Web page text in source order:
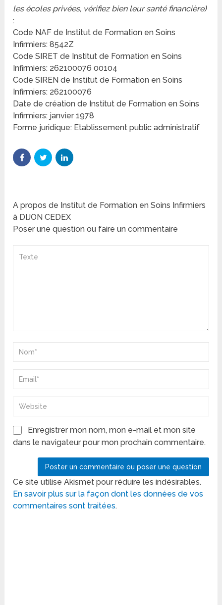
les écoles privées, vérifiez bien leur santé financière)
:
Code NAF de Institut de Formation en Soins
Infirmiers: 8542Z
Code SIRET de Institut de Formation en Soins
Infirmiers: 262100076 00104
Code SIREN de Institut de Formation en Soins
Infirmiers: 262100076
Date de création de Institut de Formation en Soins
Infirmiers: janvier 1978
Forme juridique: Etablissement public administratif
A propos de Institut de Formation en Soins Infirmiers
à DIJON CEDEX
Poser une question ou faire un commentaire
Enregistrer mon nom, mon e-mail et mon site
dans le navigateur pour mon prochain commentaire.
Ce site utilise Akismet pour réduire les indésirables.
En savoir plus sur la façon dont les données de vos
commentaires sont traitées.